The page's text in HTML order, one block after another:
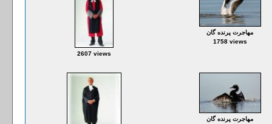
2607 views
مهاجرت پرنده گان
1758 views
مهاجرت پرنده گان